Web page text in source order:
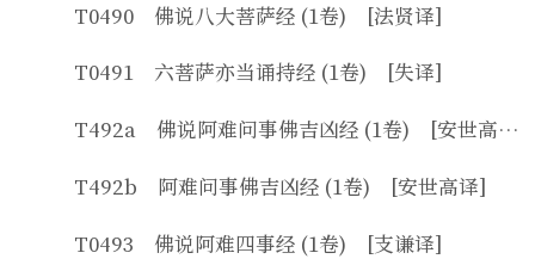
T0490 佛说八大菩萨经 (1卷) [法贤译]
T0491 六菩萨亦当诵持经 (1卷) [失译]
T492a 佛说阿难问事佛吉凶经 (1卷) [安世高译]
T492b 阿难问事佛吉凶经 (1卷) [安世高译]
T0493 佛说阿难四事经 (1卷) [支谦译]